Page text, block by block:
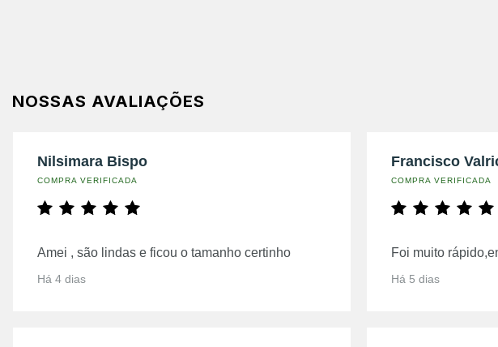
NOSSAS AVALIAÇÕES
Nilsimara Bispo
COMPRA VERIFICADA
Amei , são lindas e ficou o tamanho certinho
Há 4 dias
Francisco
COMPRA VERIFICADA
Foi muito
Há 5 dias